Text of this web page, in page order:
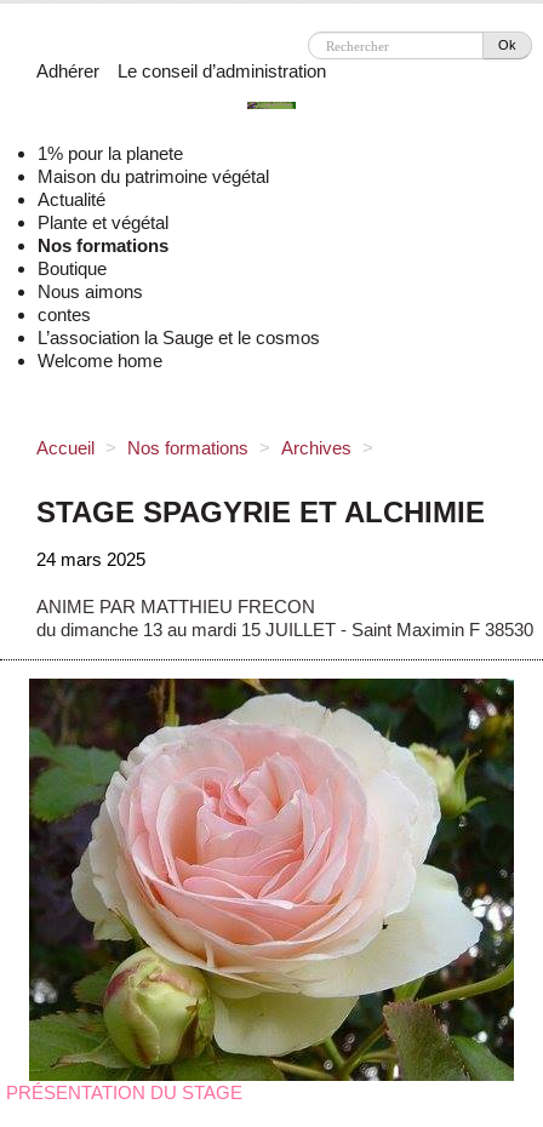
Ok
Adhérer Le conseil d’administration
1% pour la planete
Maison du patrimoine végétal
Actualité
Plante et végétal
Nos formations
Boutique
Nous aimons
contes
L’association la Sauge et le cosmos
Welcome home
Accueil > Nos formations > Archives >
STAGE SPAGYRIE ET ALCHIMIE
24 mars 2025
ANIME PAR MATTHIEU FRECON
du dimanche 13 au mardi 15 JUILLET - Saint Maximin F 38530
PRÉSENTATION DU STAGE